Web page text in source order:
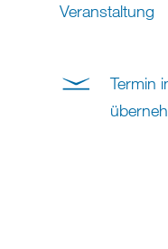
Veranstaltung
Termin